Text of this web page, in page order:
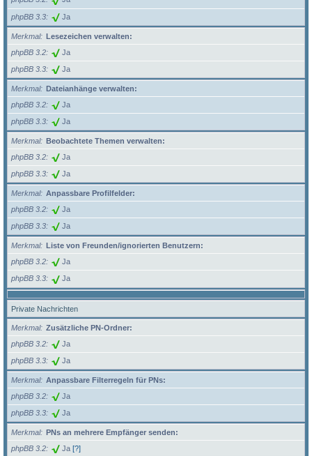
phpBB 3.3 Ja
Merkmal
Lesezeichen verwalten:
phpBB 3.2
Ja
phpBB 3.3 Ja
Merkmal
Dateianhänge verwalten:
phpBB 3.2
Ja
phpBB 3.3 Ja
Merkmal
Beobachtete Themen verwalten:
phpBB 3.2
Ja
phpBB 3.3 Ja
Merkmal
Anpassbare Profilfelder:
phpBB 3.2
Ja
phpBB 3.3 Ja
Merkmal
Liste von Freunden/ignorierten Benutzern:
phpBB 3.2
Ja
phpBB 3.3 Ja
Private Nachrichten
Merkmal
Zusätzliche PN-Ordner:
phpBB 3.2
Ja
phpBB 3.3 Ja
Merkmal
Anpassbare Filterregeln für PNs:
phpBB 3.2
Ja
phpBB 3.3 Ja
Merkmal
PNs an mehrere Empfänger senden:
phpBB 3.2
Ja [?]